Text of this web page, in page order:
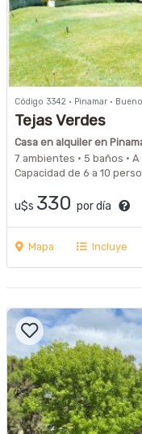
Código 3342 · Pinamar ·
Tejas Verdes
Casa en alquiler en
7 ambientes · 5 baños ·
Capacidad de 6 a 10
u$s 330 por día
Mapa Incluye